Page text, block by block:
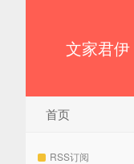
文家君伊
首页
RSS订阅